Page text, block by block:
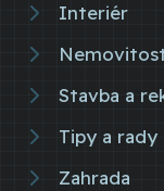
Interiér
Stavba a
Tipy a rady
Zahrada